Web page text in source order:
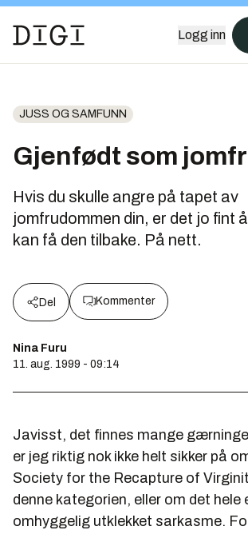
Logg inn
JUSS OG SAMFUNN
Gjenfødt som
Hvis du skulle angre på tapet av
jomfrudommen din, er det jo fint
kan få den tilbake. På nett.
Del Kommenter
Nina Furu
11. aug. 1999 - 09:14
Javisst, det finnes mange
er jeg riktig nok ikke helt sikker på
Society for the Recapture of
denne kategorien, eller om det hele
omhyggelig utklekket sarkasme.